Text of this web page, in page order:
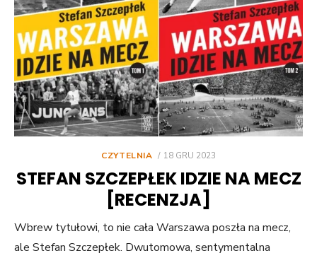
CZYTELNIA
POSTED
18 GRU 2023
STEFAN SZCZEPŁEK IDZIE NA MECZ
[RECENZJA]
Wbrew tytułowi, to nie cała Warszawa poszła na mecz,
ale Stefan Szczepłek. Dwutomowa, sentymentalna